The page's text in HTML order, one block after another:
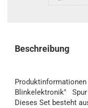
Beschreibung
Blinkelektronik"
Dieses Set besteht